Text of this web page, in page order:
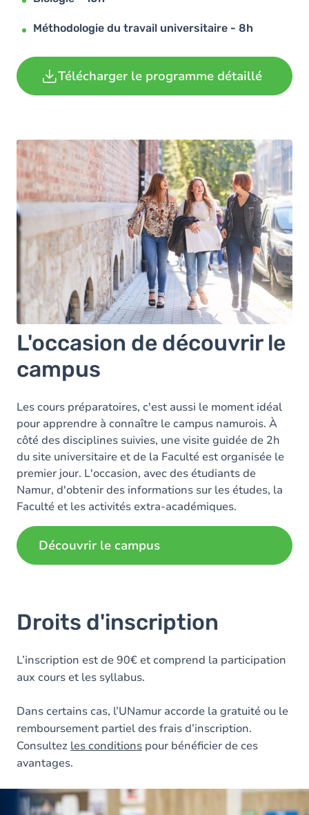
Méthodologie du travail universitaire - 8h
Télécharger le programme détaillé
L'occasion de découvrir le
campus
Les cours préparatoires, c'est aussi le moment idéal
pour apprendre à connaître le campus namurois. À
côté des disciplines suivies, une visite guidée de 2h
du site universitaire et de la Faculté est organisée le
premier jour. L'occasion, avec des étudiants de
Namur, d'obtenir des informations sur les études, la
Faculté et les activités extra-académiques.
Découvrir le campus
Droits d'inscription
L’inscription est de 90€ et comprend la participation
aux cours et les syllabus.
Dans certains cas, l’UNamur accorde la gratuité ou le
remboursement partiel des frais d’inscription.
Consultez les conditions pour bénéficier de ces
avantages.
Image